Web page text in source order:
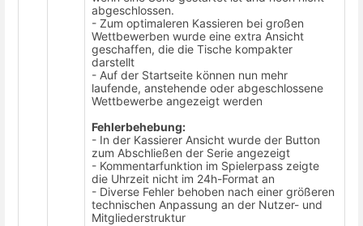
abgeschlossen.
- Zum optimaleren Kassieren bei großen
Wettbewerben wurde eine extra Ansicht
geschaffen, die die Tische kompakter
darstellt
- Auf der Startseite können nun mehr
laufende, anstehende oder abgeschlossene
Wettbewerbe angezeigt werden
Fehlerbehebung:
- In der Kassierer Ansicht wurde der Button
zum Abschließen der Serie angezeigt
- Kommentarfunktion im Spielerpass zeigte
die Uhrzeit nicht im 24h-Format an
- Diverse Fehler behoben nach einer größeren
technischen Anpassung an der Nutzer- und
Mitgliederstruktur